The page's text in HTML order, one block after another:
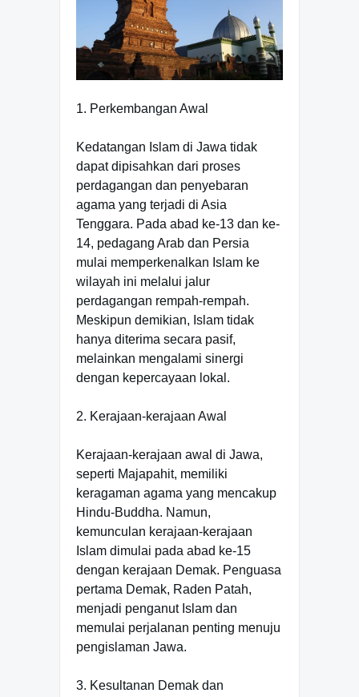
1. Perkembangan Awal
Kedatangan Islam di Jawa tidak
dapat dipisahkan dari proses
perdagangan dan penyebaran
agama yang terjadi di Asia
Tenggara. Pada abad ke-13 dan ke-
14, pedagang Arab dan Persia
mulai memperkenalkan Islam ke
wilayah ini melalui jalur
perdagangan rempah-rempah.
Meskipun demikian, Islam tidak
hanya diterima secara pasif,
melainkan mengalami sinergi
dengan kepercayaan lokal.
2. Kerajaan-kerajaan Awal
Kerajaan-kerajaan awal di Jawa,
seperti Majapahit, memiliki
keragaman agama yang mencakup
Hindu-Buddha. Namun,
kemunculan kerajaan-kerajaan
Islam dimulai pada abad ke-15
dengan kerajaan Demak. Penguasa
pertama Demak, Raden Patah,
menjadi penganut Islam dan
memulai perjalanan penting menuju
pengislaman Jawa.
3. Kesultanan Demak dan